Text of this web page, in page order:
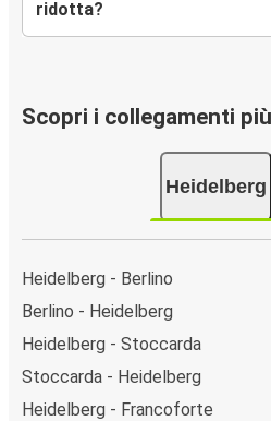
ridotta?
Scopri i collegamenti
Heidelberg
Heidelberg - Berlino
Berlino - Heidelberg
Heidelberg - Stoccarda
Stoccarda - Heidelberg
Heidelberg - Francoforte